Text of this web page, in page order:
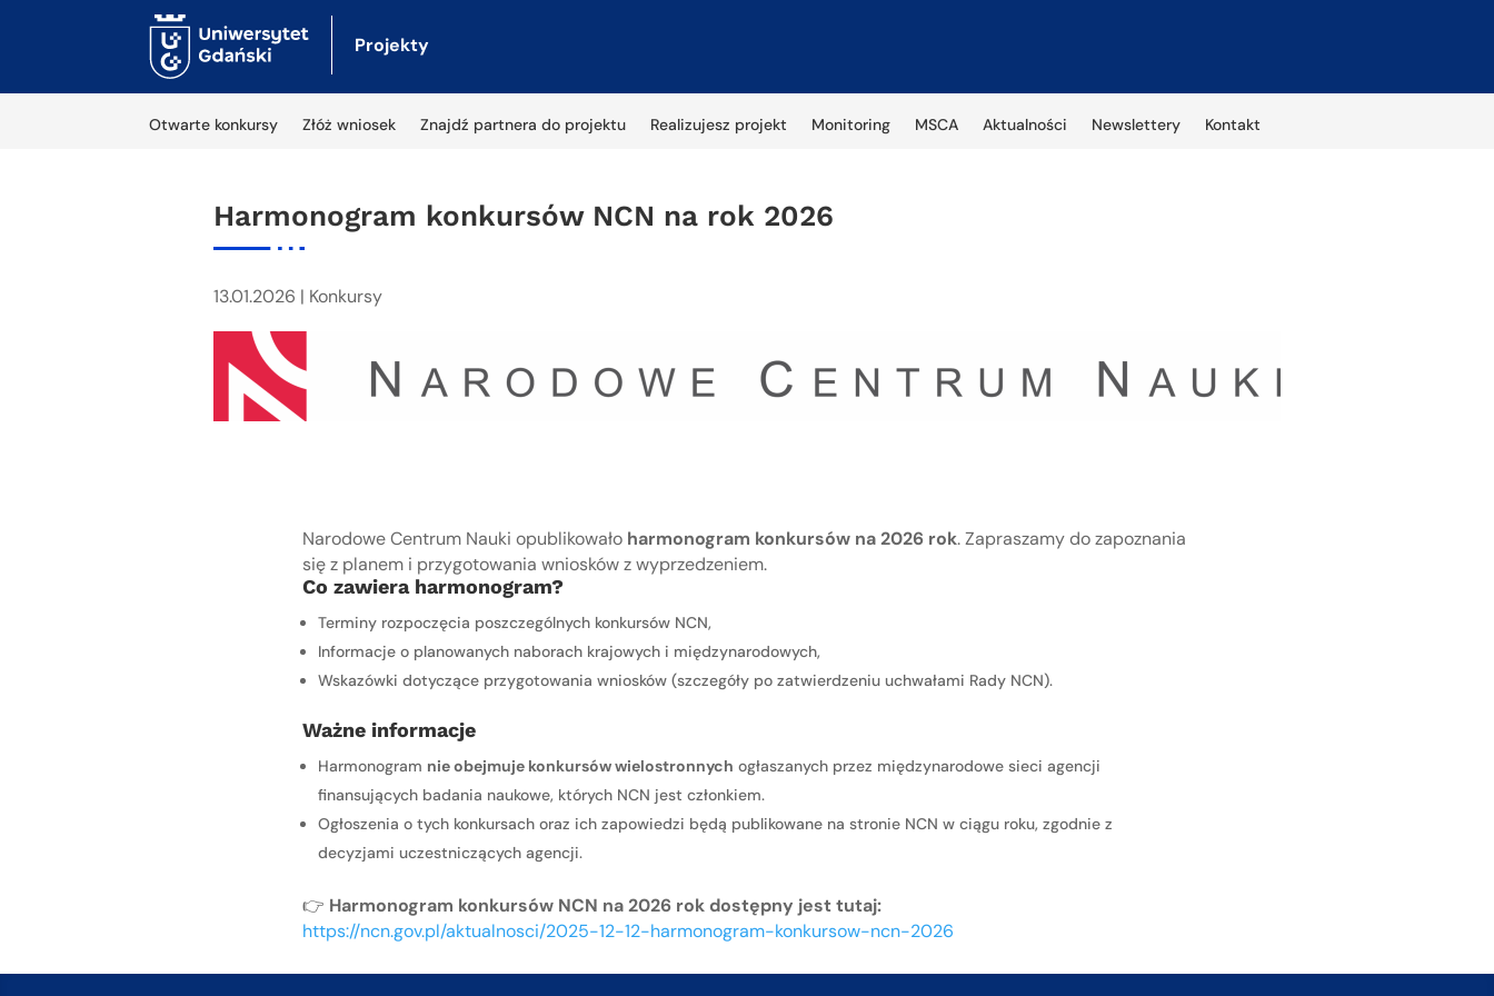
Projekty
Otwarte konkursy Złóż wniosek Znajdź partnera do projektu Realizujesz projekt Monitoring MSCA Aktualności Newslettery Kontakt
Harmonogram konkursów NCN na rok 2026
13.01.2026 | Konkursy
Narodowe Centrum Nauki opublikowało harmonogram konkursów na 2026 rok. Zapraszamy do zapoznania
się z planem i przygotowania wniosków z wyprzedzeniem.
Co zawiera harmonogram?
Terminy rozpoczęcia poszczególnych konkursów NCN,
Informacje o planowanych naborach krajowych i międzynarodowych,
Wskazówki dotyczące przygotowania wniosków (szczegóły po zatwierdzeniu uchwałami Rady NCN).
Ważne informacje
Harmonogram nie obejmuje konkursów wielostronnych ogłaszanych przez międzynarodowe sieci agencji
finansujących badania naukowe, których NCN jest członkiem.
Ogłoszenia o tych konkursach oraz ich zapowiedzi będą publikowane na stronie NCN w ciągu roku, zgodnie z
decyzjami uczestniczących agencji.
👉 Harmonogram konkursów NCN na 2026 rok dostępny jest tutaj:
https://ncn.gov.pl/aktualnosci/2025-12-12-harmonogram-konkursow-ncn-2026